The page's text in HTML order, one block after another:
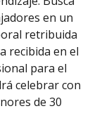
en un
retribuida
recibida en el
para el
celebrar con
de 30